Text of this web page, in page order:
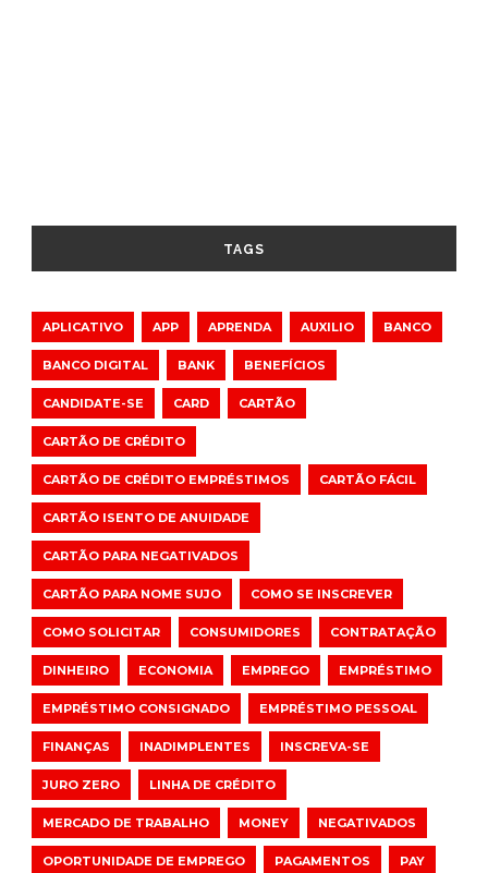
TAGS
APLICATIVO APP APRENDA AUXILIO BANCO
BANCO DIGITAL BANK BENEFÍCIOS
CANDIDATE-SE CARD CARTÃO
CARTÃO DE CRÉDITO
CARTÃO DE CRÉDITO EMPRÉSTIMOS CARTÃO FÁCIL
CARTÃO ISENTO DE ANUIDADE
CARTÃO PARA NEGATIVADOS
CARTÃO PARA NOME SUJO COMO SE INSCREVER
COMO SOLICITAR CONSUMIDORES CONTRATAÇÃO
DINHEIRO ECONOMIA EMPREGO EMPRÉSTIMO
EMPRÉSTIMO CONSIGNADO EMPRÉSTIMO PESSOAL
FINANÇAS INADIMPLENTES INSCREVA-SE
JURO ZERO LINHA DE CRÉDITO
MERCADO DE TRABALHO MONEY NEGATIVADOS
OPORTUNIDADE DE EMPREGO PAGAMENTOS PAY